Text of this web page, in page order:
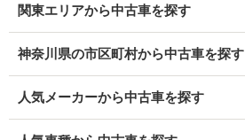
関東エリアから中古車を探す
神奈川県の市区町村から中古車を探す
人気メーカーから中古車を探す